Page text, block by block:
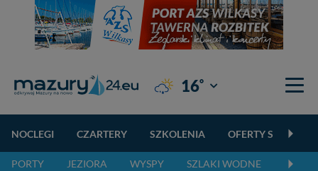
16° Giżycko
NOCLEGI CZARTERY SZKOLENIA OFERTY
PORTY JEZIORA WYSPY SZLAKI WODNE